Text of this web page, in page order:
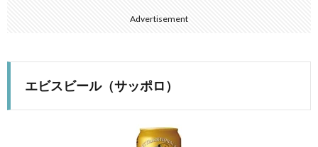
Advertisement
エビスビール（サッポロ）